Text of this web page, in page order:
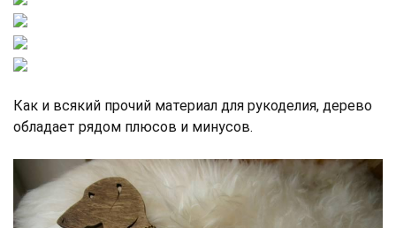
Как и всякий прочий материал для рукоделия, дерево
обладает рядом плюсов и минусов.